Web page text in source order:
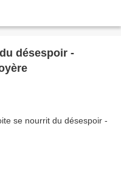
désespoir -